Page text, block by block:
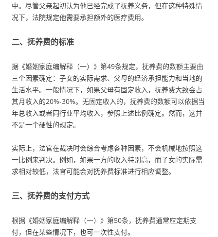
中。尽管父亲起初认为他已经完成了抚养义务，但在这种特殊情
况下，法院规定他需要承担额外的医疗费用。
二、抚养费的标准
据《婚姻家庭编解释（一）》第49条规定，抚养费的数额主要由
三个因素确定：子女的实际需求、父母的经济承担能力和当地的
生活水平。一般情况下，如果父母有固定收入，抚养费大致会占
其月收入的20%-30%。无固定收入的，抚养费的数额可以依据当
年总收入或者同行业平均收入，参照上述比例确定。然而，这并
不是一个硬性的规定。
实际上，法官在裁决时会综合考虑各种因素，不会机械地按照这
一比例来判决。例如，如果一方的收入特别高，而子女的实际需
求相对较低，法官可能会对抚养费标准进行相应调整。
三、抚养费的支付方式
根据《婚姻家庭编解释（一）》第50条，抚养费通常应定期支
付，但在某些情况下，也可一次性支付。